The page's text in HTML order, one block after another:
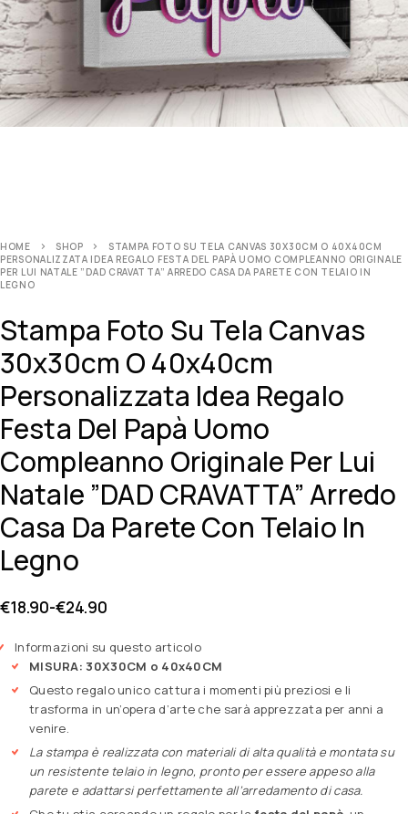
HOME SHOP
STAMPA FOTO SU TELA CANVAS 30X30CM O 40X40CM
PERSONALIZZATA IDEA REGALO FESTA DEL PAPÀ UOMO COMPLEANNO ORIGINALE
PER LUI NATALE ”DAD CRAVATTA” ARREDO CASA DA PARETE CON TELAIO IN
LEGNO
Stampa Foto Su Tela Canvas
30x30cm O 40x40cm
Personalizzata Idea Regalo
Festa Del Papà Uomo
Compleanno Originale Per Lui
Natale ”DAD CRAVATTA” Arredo
Casa Da Parete Con Telaio In
Legno
€18.90-€24.90
Informazioni su questo articolo
MISURA: 30X30CM o 40x40CM
Questo regalo unico cattura i momenti più preziosi e li
trasforma in un’opera d’arte che sarà apprezzata per anni a
venire.
La stampa è realizzata con materiali di alta qualità e montata su
un resistente telaio in legno, pronto per essere appeso alla
parete e adattarsi perfettamente all’arredamento di casa.